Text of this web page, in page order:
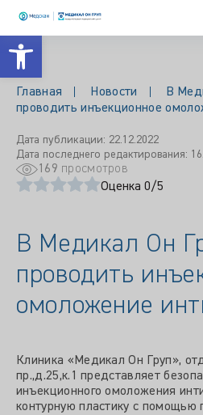
Открыть панель инструментов
Главная Новости
В
проводить инъекционное
Дата публикации: 22.12.2022
Дата последнего редактирования:
169 просмотров
Оценка 0/5
В Медикал Он
проводить
омоложение
Клиника «Медикал Он Груп»,
пр.,д.25,к.1 представляет
инъекционного омоложения
контурную пластику с помощью